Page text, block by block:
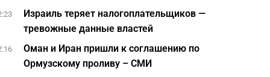
Израиль теряет налогоплательщиков —
тревожные данные властей
Оман и Иран пришли к соглашению по
Ормузскому проливу – СМИ